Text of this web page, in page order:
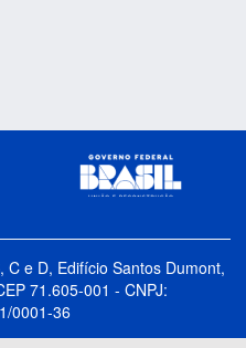
C e D, Edifício Santos Dumont,
71.605-001 - CNPJ:
0001-36